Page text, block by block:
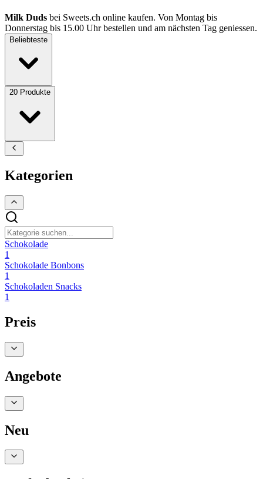
Milk Duds bei Sweets.ch online kaufen. Von Montag bis
Donnerstag bis 15.00 Uhr bestellen und am nächsten Tag geniessen.
Beliebteste
20 Produkte
Kategorien
Schokolade
1
Schokolade Bonbons
1
Schokoladen Snacks
1
Preis
Angebote
Neu